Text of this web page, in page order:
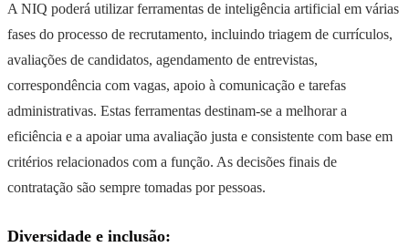
A NIQ poderá utilizar ferramentas de inteligência artificial em várias
fases do processo de recrutamento, incluindo triagem de currículos,
avaliações de candidatos, agendamento de entrevistas,
correspondência com vagas, apoio à comunicação e tarefas
administrativas. Estas ferramentas destinam-se a melhorar a
eficiência e a apoiar uma avaliação justa e consistente com base em
critérios relacionados com a função. As decisões finais de
contratação são sempre tomadas por pessoas.
Diversidade e inclusão: